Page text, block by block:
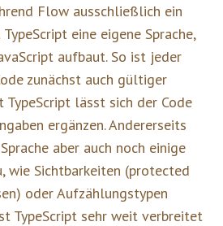
Flow ausschließlich ein
eine eigene Sprache,
aufbaut. So ist jeder
zunächst auch gültiger
TypeScript lässt sich der Code
ergänzen. Andererseits
aber auch noch einige
wie Sichtbarkeiten (protected
oder Aufzählungstypen
TypeScript sehr weit verbreitet